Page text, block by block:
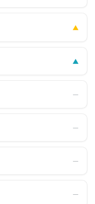
▲
▲
―
―
―
―